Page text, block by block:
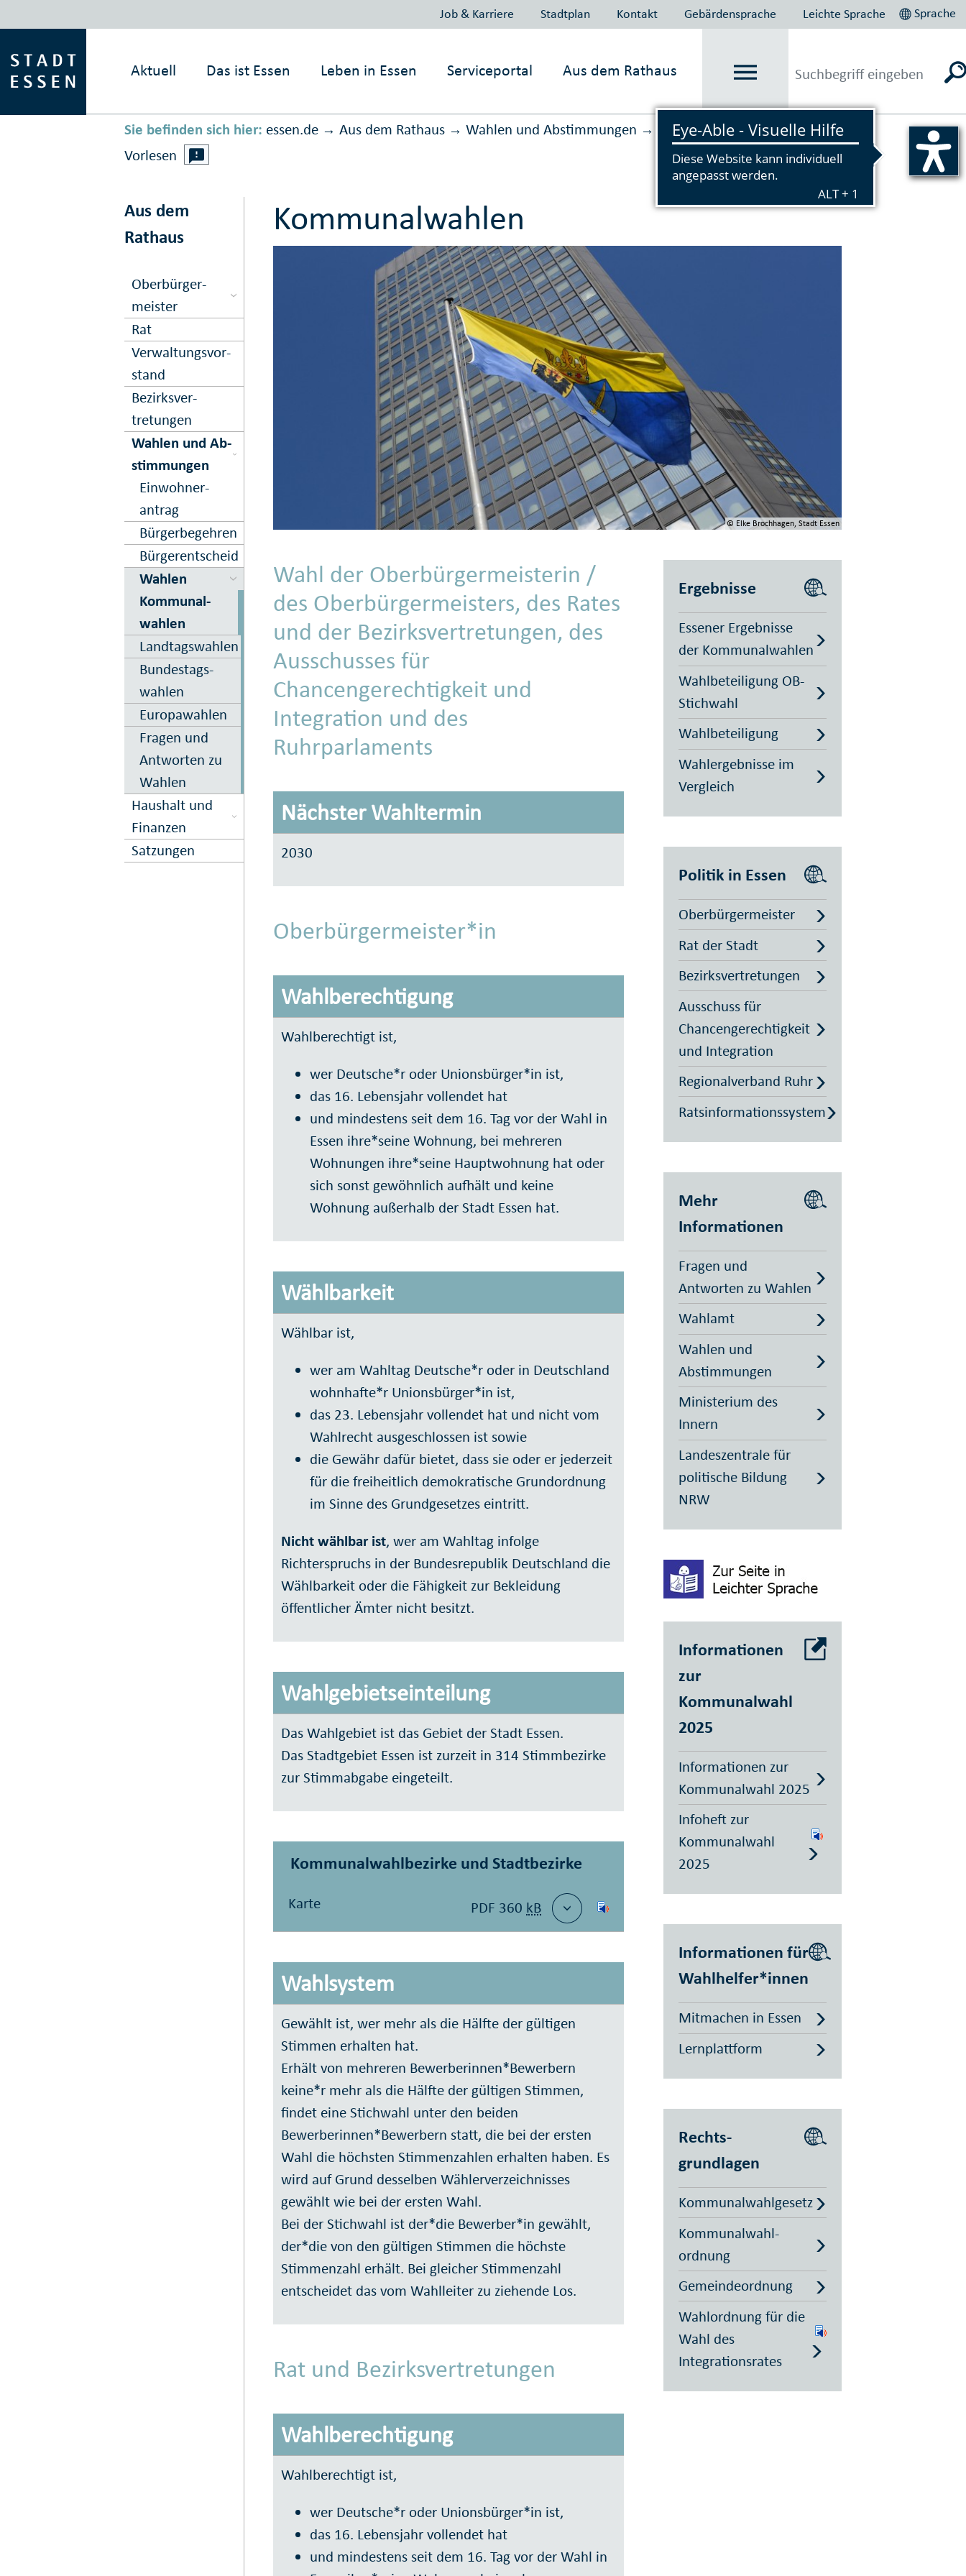
Job & Karriere Stadtplan Kontakt Gebärdensprache Leichte Sprache Sprache
Aktuell Das ist Essen Leben in Essen Serviceportal Aus dem Rathaus
Sie befinden sich hier: essen.de → Aus dem Rathaus → Wahlen und Ab­stimmungen → Wahlen → Kommunal­wahlen
Vorlesen
Aus dem
Rathaus
Ober­bürger­
meister
Rat
Ver­waltungs­vor­
stand
Bezirks­ver­
tretungen
Wahlen und Ab­
stimmungen
Einwohner­
antrag
Bürger­begehren
Bürger­entscheid
Wahlen
Kommunal­
wahlen
Landtagswahlen
Bundestags­
wahlen
Europawahlen
Fragen und
Antworten zu
Wahlen
Haushalt und
Finanzen
Satzungen
Kommunalwahlen
© Elke Brochhagen, Stadt Essen
Wahl der Oberbürgermeisterin /
des Oberbürgermeisters, des Rates
und der Bezirksvertretungen, des
Ausschusses für
Chancengerechtigkeit und
Integration und des
Ruhrparlaments
Nächster Wahltermin
2030
Oberbürgermeister*in
Wahlberechtigung
Wahlberechtigt ist,
wer Deutsche*r oder Unionsbürger*in ist,
das 16. Lebensjahr vollendet hat
und mindestens seit dem 16. Tag vor der Wahl in
Essen ihre*seine Wohnung, bei mehreren
Wohnungen ihre*seine Hauptwohnung hat oder
sich sonst gewöhnlich aufhält und keine
Wohnung außerhalb der Stadt Essen hat.
Wählbarkeit
Wählbar ist,
wer am Wahltag Deutsche*r oder in Deutschland
wohnhafte*r Unionsbürger*in ist,
das 23. Lebensjahr vollendet hat und nicht vom
Wahlrecht ausgeschlossen ist sowie
die Gewähr dafür bietet, dass sie oder er jederzeit
für die freiheitlich demokratische Grundordnung
im Sinne des Grundgesetzes eintritt.
Nicht wählbar ist, wer am Wahltag infolge
Richterspruchs in der Bundesrepublik Deutschland die
Wählbarkeit oder die Fähigkeit zur Bekleidung
öffentlicher Ämter nicht besitzt.
Wahlgebietseinteilung
Das Wahlgebiet ist das Gebiet der Stadt Essen.
Das Stadtgebiet Essen ist zurzeit in 314 Stimmbezirke
zur Stimmabgabe eingeteilt.
Kommunalwahlbezirke und Stadtbezirke
Karte PDF 360 kB
Wahlsystem
Gewählt ist, wer mehr als die Hälfte der gültigen
Stimmen erhalten hat.
Erhält von mehreren Bewerberinnen*Bewerbern
keine*r mehr als die Hälfte der gültigen Stimmen,
findet eine Stichwahl unter den beiden
Bewerberinnen*Bewerbern statt, die bei der ersten
Wahl die höchsten Stimmenzahlen erhalten haben. Es
wird auf Grund desselben Wählerverzeichnisses
gewählt wie bei der ersten Wahl.
Bei der Stichwahl ist der*die Bewerber*in gewählt,
der*die von den gültigen Stimmen die höchste
Stimmenzahl erhält. Bei gleicher Stimmenzahl
entscheidet das vom Wahlleiter zu ziehende Los.
Rat und Bezirksvertretungen
Wahlberechtigung
Wahlberechtigt ist,
wer Deutsche*r oder Unionsbürger*in ist,
das 16. Lebensjahr vollendet hat
und mindestens seit dem 16. Tag vor der Wahl in
Ergebnisse
Essener Ergebnisse
der Kommunalwahlen
Wahlbeteiligung OB-
Stichwahl
Wahlbeteiligung
Wahlergebnisse im
Vergleich
Politik in Essen
Oberbürgermeister
Rat der Stadt
Bezirksvertretungen
Ausschuss für
Chancengerechtigkeit
und Integration
Regionalverband Ruhr
Ratsinformationssystem
Mehr
Informationen
Fragen und
Antworten zu Wahlen
Wahlamt
Wahlen und
Abstimmungen
Ministerium des
Innern
Landeszentrale für
politische Bildung
NRW
Informationen
zur
Kommunalwahl
2025
Informationen zur
Kommunalwahl 2025
Infoheft zur
Kommunalwahl
2025
Informationen für
Wahlhelfer*innen
Mitmachen in Essen
Lernplattform
Rechts­
grundlagen
Kommunalwahlgesetz
Kommunalwahl­
ordnung
Gemeindeordnung
Wahlordnung für die
Wahl des
Integrationsrates